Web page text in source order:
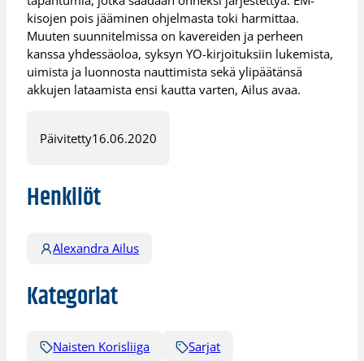
kisojen pois jääminen ohjelmasta toki harmittaa.
Muuten suunnitelmissa on kavereiden ja perheen
kanssa yhdessäoloa, syksyn YO-kirjoituksiin lukemista,
uimista ja luonnosta nauttimista sekä ylipäätänsä
akkujen lataamista ensi kautta varten, Ailus avaa.
Päivitetty16.06.2020
Henkilöt
Alexandra Ailus
Kategoriat
Naisten Korisliiga Sarjat